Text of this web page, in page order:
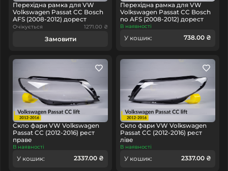
Перехідна рамка для VW
Volkswagen Passat CC Bosch
AFS (2008-2012) дорест
Очікується 1271.00 ₴
Замовити
Перехідна рамка для VW
Volkswagen Passat CC Bosch
no AFS (2008-2012) дорест
В наявності
У кошик: 738.00 ₴
Скло фари VW Volkswagen
Passat CC (2012-2016) рест
праве
В наявності
У кошик: 2337.00 ₴
Скло фари VW Volkswagen
Passat CC (2012-2016) рест
ліве
В наявності
У кошик: 2337.00 ₴